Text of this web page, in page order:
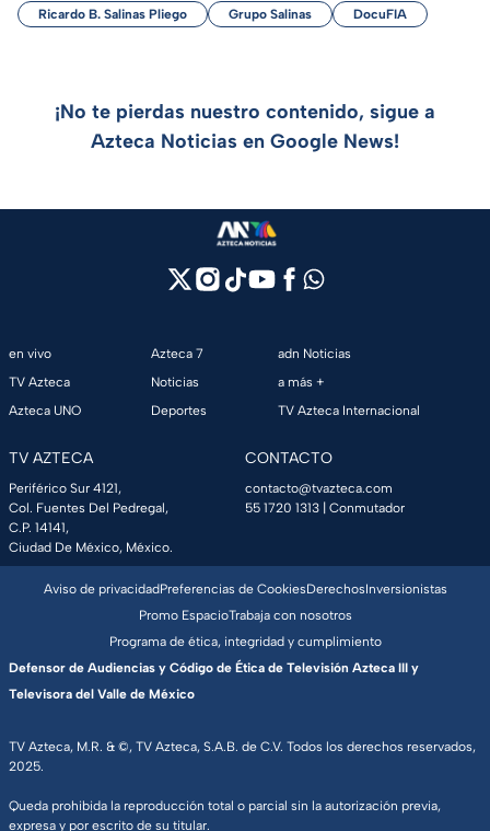
Ricardo B. Salinas Pliego Grupo Salinas DocuFIA
¡No te pierdas nuestro contenido, sigue a
Azteca Noticias en Google News!
en vivo
TV Azteca
Azteca UNO
Azteca 7
Noticias
Deportes
adn Noticias
a más +
TV Azteca Internacional
TV AZTECA
Periférico Sur 4121,
Col. Fuentes Del Pedregal,
C.P. 14141,
Ciudad De México, México.
CONTACTO
contacto@tvazteca.com
55 1720 1313 | Conmutador
TV Azteca, M.R. & ©, TV Azteca, S.A.B. de C.V. Todos los derechos reservados,
2025.
Queda prohibida la reproducción total o parcial sin la autorización previa,
expresa y por escrito de su titular.
Aviso de privacidadPreferencias de CookiesDerechosInversionistas
Promo EspacioTrabaja con nosotros
Programa de ética, integridad y cumplimiento
Defensor de Audiencias y Código de Ética de Televisión Azteca III y
Televisora del Valle de México